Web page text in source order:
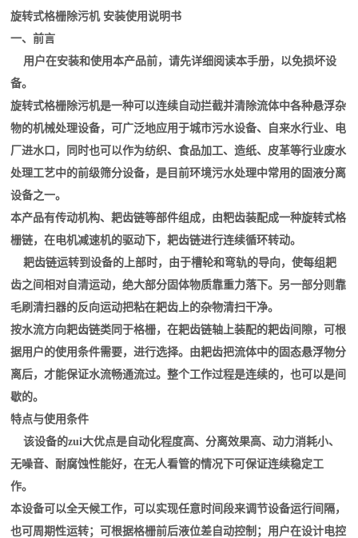
旋转式格栅除污机 安装使用说明书
一、前言
用户在安装和使用本产品前，请先详细阅读本手册，以免损坏设
备。
旋转式格栅除污机是一种可以连续自动拦截并清除流体中各种悬浮杂
物的机械处理设备，可广泛地应用于城市污水设备、自来水行业、电
厂进水口，同时也可以作为纺织、食品加工、造纸、皮革等行业废水
处理工艺中的前级筛分设备，是目前环境污水处理中常用的固液分离
设备之一。
本产品有传动机构、耙齿链等部件组成，由粑齿装配成一种旋转式格
栅链，在电机减速机的驱动下，耙齿链进行连续循环转动。
耙齿链运转到设备的上部时，由于槽轮和弯轨的导向，使每组耙
齿之间相对自清运动，绝大部分固体物质靠重力落下。另一部分则靠
毛刷清扫器的反向运动把粘在耙齿上的杂物清扫干净。
按水流方向耙齿链类同于格栅，在耙齿链轴上装配的耙齿间隙，可根
据用户的使用条件需要，进行选择。由耙齿把流体中的固态悬浮物分
离后，才能保证水流畅通流过。整个工作过程是连续的，也可以是间
歇的。
特点与使用条件
该设备的zui大优点是自动化程度高、分离效果高、动力消耗小、
无噪音、耐腐蚀性能好，在无人看管的情况下可保证连续稳定工
作。
本设备可以全天候工作，可以实现任意时间段来调节设备运行间隔，
也可周期性运转；可根据格栅前后液位差自动控制；用户在设计电控